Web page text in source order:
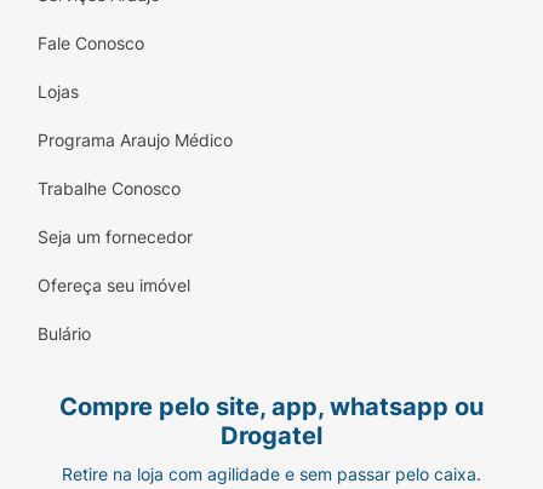
Fale Conosco
Lojas
Programa Araujo Médico
Trabalhe Conosco
Seja um fornecedor
Ofereça seu imóvel
Bulário
Compre pelo site, app, whatsapp ou
Drogatel
Retire na loja com agilidade e sem passar pelo caixa.